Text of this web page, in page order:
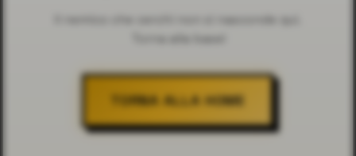
Il nemico che cerchi non si nasconde qui.
Torna alla base!
TORNA ALLA HOME